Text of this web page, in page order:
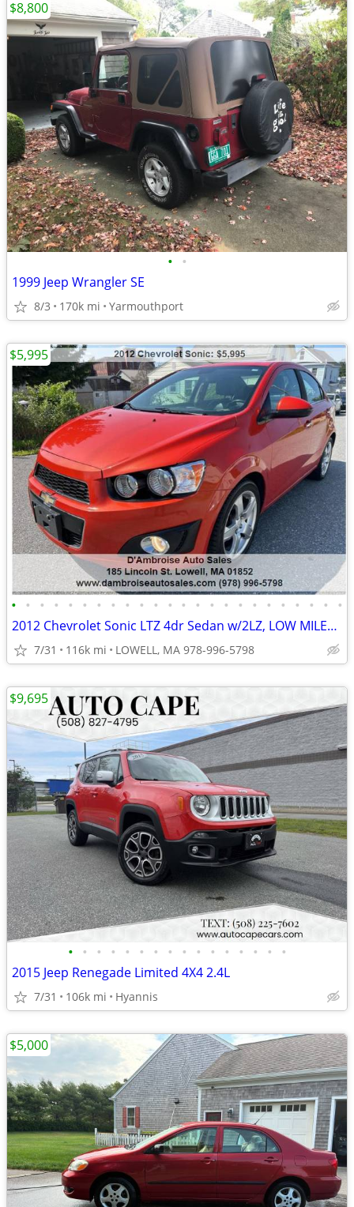
• •
1999 Jeep Wrangler SE
8/3 170k mi Yarmouthport
$8,800
• • • • • • • • • • • • • • • • • • • • • • • •
2012 Chevrolet Sonic LTZ 4dr Sedan w/2LZ, LOW MILES!!!!!
7/31 116k mi LOWELL, MA 978-996-5798
$5,995
• • • • • • • • • • • • • • • •
2015 Jeep Renegade Limited 4X4 2.4L
7/31 106k mi Hyannis
$9,695
$5,000